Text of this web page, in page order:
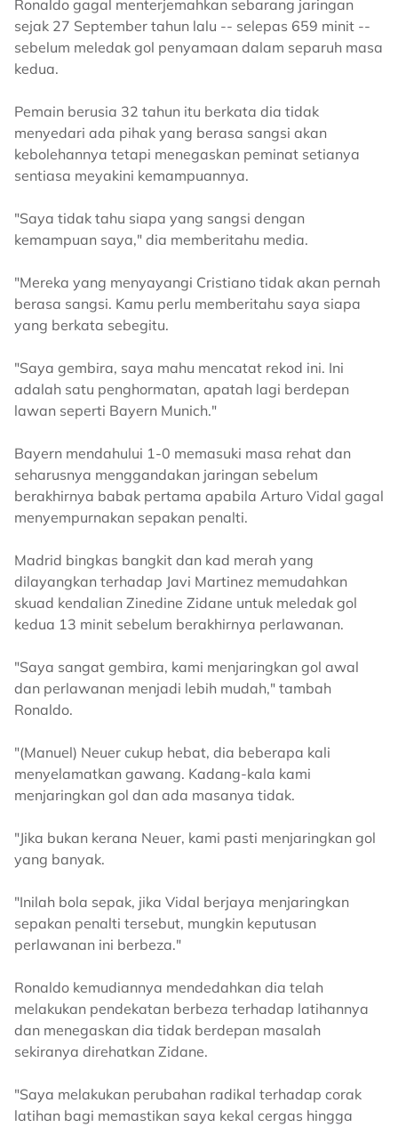
Ronaldo gagal menterjemahkan sebarang jaringan
sejak 27 September tahun lalu -- selepas 659 minit --
sebelum meledak gol penyamaan dalam separuh masa
kedua.
Pemain berusia 32 tahun itu berkata dia tidak
menyedari ada pihak yang berasa sangsi akan
kebolehannya tetapi menegaskan peminat setianya
sentiasa meyakini kemampuannya.
"Saya tidak tahu siapa yang sangsi dengan
kemampuan saya," dia memberitahu media.
"Mereka yang menyayangi Cristiano tidak akan pernah
berasa sangsi. Kamu perlu memberitahu saya siapa
yang berkata sebegitu.
"Saya gembira, saya mahu mencatat rekod ini. Ini
adalah satu penghormatan, apatah lagi berdepan
lawan seperti Bayern Munich."
Bayern mendahului 1-0 memasuki masa rehat dan
seharusnya menggandakan jaringan sebelum
berakhirnya babak pertama apabila Arturo Vidal gagal
menyempurnakan sepakan penalti.
Madrid bingkas bangkit dan kad merah yang
dilayangkan terhadap Javi Martinez memudahkan
skuad kendalian Zinedine Zidane untuk meledak gol
kedua 13 minit sebelum berakhirnya perlawanan.
"Saya sangat gembira, kami menjaringkan gol awal
dan perlawanan menjadi lebih mudah," tambah
Ronaldo.
"(Manuel) Neuer cukup hebat, dia beberapa kali
menyelamatkan gawang. Kadang-kala kami
menjaringkan gol dan ada masanya tidak.
"Jika bukan kerana Neuer, kami pasti menjaringkan gol
yang banyak.
"Inilah bola sepak, jika Vidal berjaya menjaringkan
sepakan penalti tersebut, mungkin keputusan
perlawanan ini berbeza."
Ronaldo kemudiannya mendedahkan dia telah
melakukan pendekatan berbeza terhadap latihannya
dan menegaskan dia tidak berdepan masalah
sekiranya direhatkan Zidane.
"Saya melakukan perubahan radikal terhadap corak
latihan bagi memastikan saya kekal cergas hingga